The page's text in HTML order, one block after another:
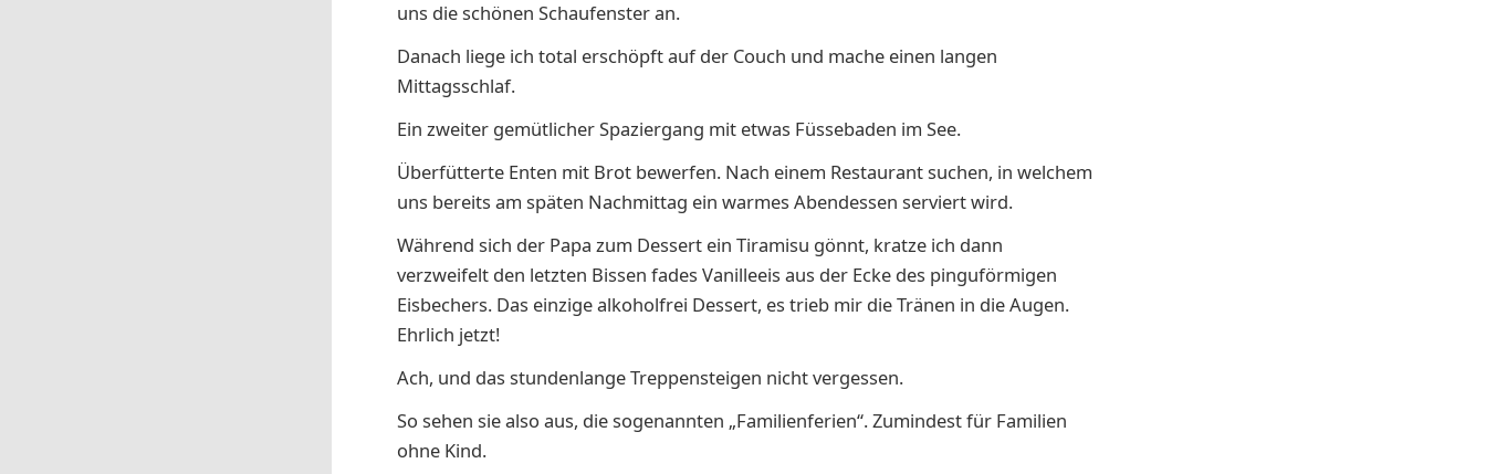
uns die schönen Schaufenster an.
Danach liege ich total erschöpft auf der Couch und mache einen langen
Mittagsschlaf.
Ein zweiter gemütlicher Spaziergang mit etwas Füssebaden im See.
Überfütterte Enten mit Brot bewerfen. Nach einem Restaurant suchen, in welchem
uns bereits am späten Nachmittag ein warmes Abendessen serviert wird.
Während sich der Papa zum Dessert ein Tiramisu gönnt, kratze ich dann
verzweifelt den letzten Bissen fades Vanilleeis aus der Ecke des pinguförmigen
Eisbechers. Das einzige alkoholfrei Dessert, es trieb mir die Tränen in die Augen.
Ehrlich jetzt!
Ach, und das stundenlange Treppensteigen nicht vergessen.
So sehen sie also aus, die sogenannten „Familienferien“. Zumindest für Familien
ohne Kind.